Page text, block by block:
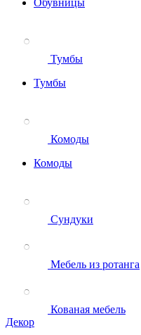
Обувницы
Тумбы
Тумбы
Комоды
Комоды
Сундуки
Мебель из ротанга
Кованая мебель
Декор